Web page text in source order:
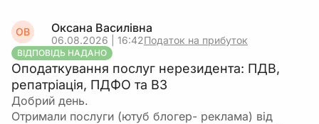
ОВ Оксана Василівна
06.08.2026 | 16:42Податок на прибуток
ВІДПОВІДЬ НАДАНО
Оподаткування послуг нерезидента: ПДВ,
репатріація, ПДФО та ВЗ
Добрий день.
Отримали послуги (ютуб блогер- реклама) від